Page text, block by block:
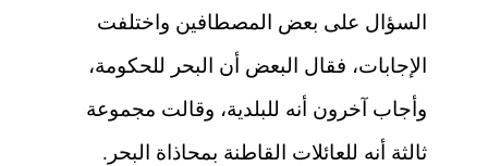
السؤال على بعض المصطافين واختلفت
الإجابات، فقال البعض أن البحر للحكومة،
وأجاب آخرون أنه للبلدية، وقالت مجموعة
ثالثة أنه للعائلات القاطنة بمحاذاة البحر.